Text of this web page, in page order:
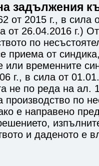
задължения
от 2015 г., в сила
от 26.04.2016 г.)
по
приема от
или временните
г., в сила от
не по реда на ал.
производство по
е направено
и даденото е